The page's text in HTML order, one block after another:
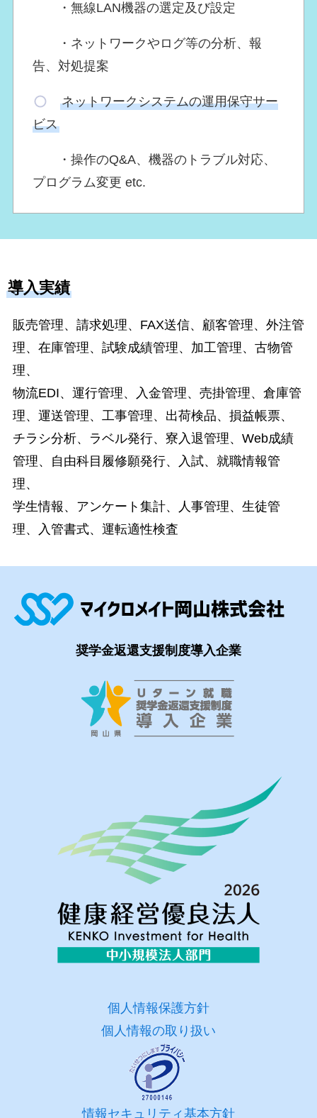
・無線LAN機器の選定及び設定
・ネットワークやログ等の分析、報
告、対処提案
ネットワークシステムの運用保守サー
ビス
・操作のQ&A、機器のトラブル対応、
プログラム変更 etc.
導入実績
販売管理、請求処理、FAX送信、顧客管理、外注管
理、在庫管理、試験成績管理、加工管理、古物管
理、
物流EDI、運行管理、入金管理、売掛管理、倉庫管
理、運送管理、工事管理、出荷検品、損益帳票、
チラシ分析、ラベル発行、寮入退管理、Web成績
管理、自由科目履修願発行、入試、就職情報管
理、
学生情報、アンケート集計、人事管理、生徒管
理、入管書式、運転適性検査
奨学金返還支援制度導入企業
個人情報保護方針
個人情報の取り扱い
情報セキュリティ基本方針